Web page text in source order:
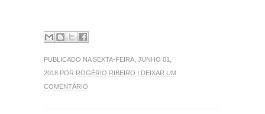
PUBLICADO NA SEXTA-FEIRA, JUNHO 01,
2018 POR ROGÉRIO RIBEIRO
DEIXAR UM
COMENTÁRIO